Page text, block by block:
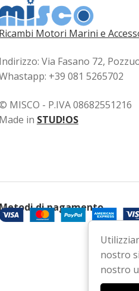
Ricambi Motori Marini e
Indirizzo: Via Fasano 72,
+39 081 5265702
MISCO - P.IVA 08682551216
Made in STUD!OS
Metodi di pagamento
nostro
nostro